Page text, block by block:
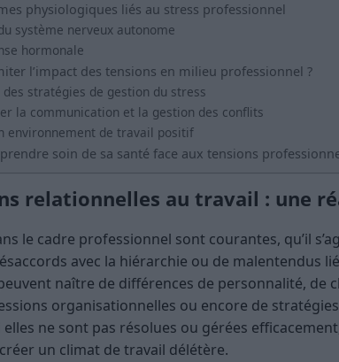
physiologiques liés au stress professionnel
système nerveux autonome
hormonale
l’impact des tensions en milieu professionnel ?
stratégies de gestion du stress
la communication et la gestion des conflits
environnement de travail positif
soin de sa santé face aux tensions
relationnelles au travail : une
le cadre professionnel sont courantes, qu’il
avec la hiérarchie ou de malentendus
naître de différences de personnalité, de
organisationnelles ou encore de
elles ne sont pas résolues ou gérées
un climat de travail délétère.